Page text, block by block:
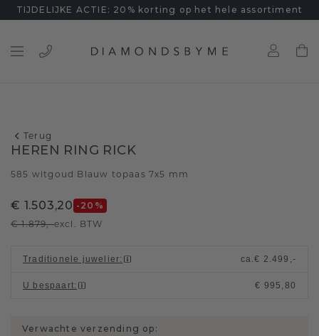
TIJDELIJKE ACTIE: 20% korting op het hele assortiment
Terug
HEREN RING RICK
585 witgoud Blauw topaas 7x5 mm
€ 1.503,20 -20 %
€ 1.879,-excl. BTW
Traditionele juwelier: ca.€ 2.499,-
U bespaart: € 995,80
Verwachte verzending op: